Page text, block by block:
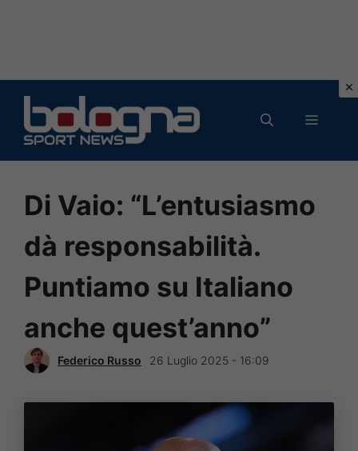
contenuto
MENU
Di Vaio: “L’entusiasmo
dà responsabilità.
Puntiamo su Italiano
anche quest’anno”
Federico Russo 26 Luglio 2025 - 16:09